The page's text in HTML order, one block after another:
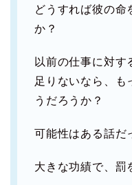
どうすれば彼の命
か？
以前の仕事に対す
足りないなら、も
うだろうか？
可能性はある話だ
大きな功績で、罰